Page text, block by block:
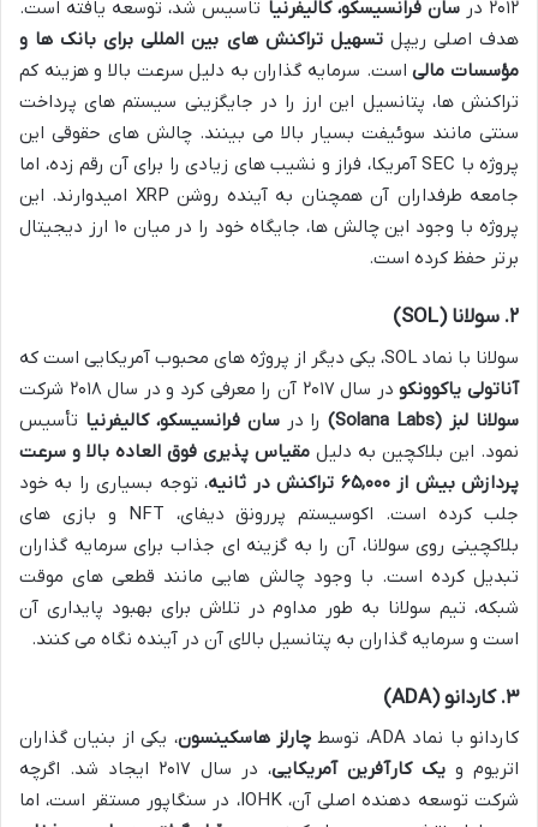
۲۰۱۲ در
سان فرانسیسکو، کالیفرنیا تاسیس شد، توسعه یافته است.
هدف اصلی ریپلتسهیل تراکنش های بین المللی برای بانک ها و
مؤسسات مالیاست. سرمایه گذاران به دلیل سرعت بالا و هزینه کم
تراکنش ها، پتانسیل این ارز را در جایگزینی سیستم های پرداخت
سنتی مانند سوئیفت بسیار بالا می بینند. چالش های حقوقی این
پروژه با SEC آمریکا، فراز و نشیب های زیادی را برای آن رقم زده، اما
جامعه طرفداران آن همچنان به آینده روشن XRP امیدوارند. این
پروژه با وجود این چالش ها، جایگاه خود را در میان ۱۰ ارز دیجیتال
برتر حفظ کرده است.
۲. سولانا (SOL)
سولانا با نماد SOL، یکی دیگر از پروژه های محبوب آمریکایی است که
آناتولی یاکوونکودر سال ۲۰۱۷ آن را معرفی کرد و در سال ۲۰۱۸ شرکت
سولانا لبز (Solana Labs)
را درسان فرانسیسکو، کالیفرنیا تأسیس
نمود. این بلاکچین به دلیل مقیاس پذیری فوق العاده بالا و سرعت
پردازش بیش از ۶۵,۰۰۰ تراکنش در ثانیه
، توجه بسیاری را به خود
جلب کرده است. اکوسیستم پررونق دیفای، NFT و بازی های
بلاکچینی روی سولانا، آن را به گزینه ای جذاب برای سرمایه گذاران
تبدیل کرده است. با وجود چالش هایی مانند قطعی های موقت
شبکه، تیم سولانا به طور مداوم در تلاش برای بهبود پایداری آن
است و سرمایه گذاران به پتانسیل بالای آن در آینده نگاه می کنند.
۳. کاردانو (ADA)
کاردانو با نماد ADA، توسط چارلز هاسکینسون، یکی از بنیان گذاران
اتریوم و یک کارآفرین آمریکایی
، در سال ۲۰۱۷ ایجاد شد. اگرچه
شرکت توسعه دهنده اصلی آن، IOHK، در سنگاپور مستقر است، اما